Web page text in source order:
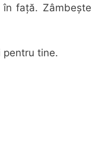
față. Zâmbește
pentru tine.